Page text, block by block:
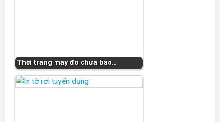
Thời trang may đo chưa bao…